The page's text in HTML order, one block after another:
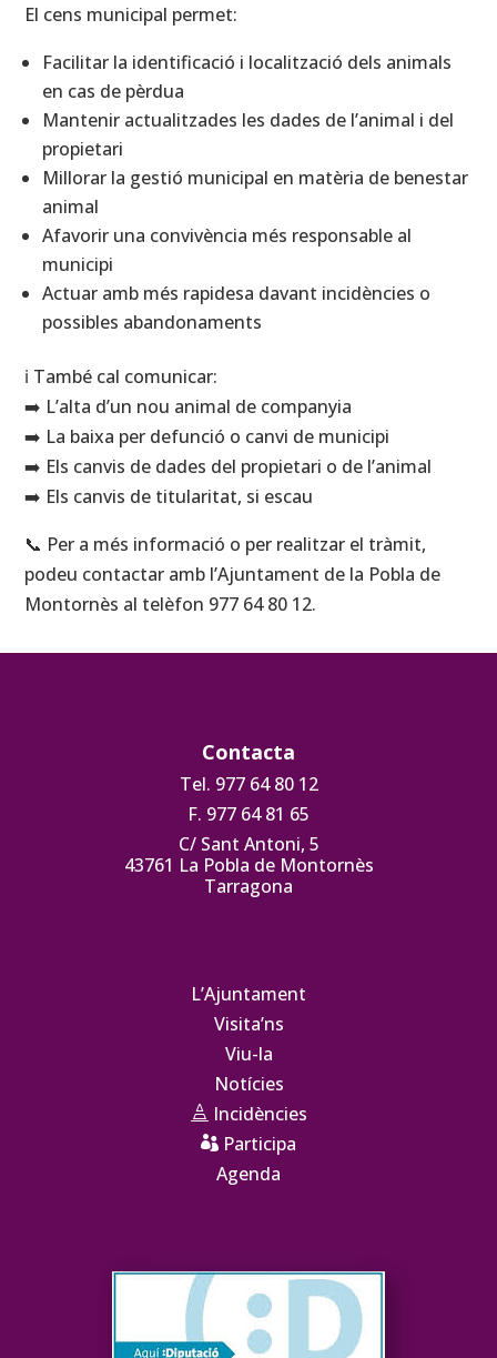
El cens municipal permet:
Facilitar la identificació i localització dels animals
en cas de pèrdua
Mantenir actualitzades les dades de l’animal i del
propietari
Millorar la gestió municipal en matèria de benestar
animal
Afavorir una convivència més responsable al
municipi
Actuar amb més rapidesa davant incidències o
possibles abandonaments
ℹ️ També cal comunicar:
➡️ L’alta d’un nou animal de companyia
➡️ La baixa per defunció o canvi de municipi
➡️ Els canvis de dades del propietari o de l’animal
➡️ Els canvis de titularitat, si escau
📞 Per a més informació o per realitzar el tràmit,
podeu contactar amb l’Ajuntament de la Pobla de
Montornès al telèfon 977 64 80 12.
Contacta
Tel. 977 64 80 12
F. 977 64 81 65
C/ Sant Antoni, 5
43761 La Pobla de Montornès
Tarragona
L’Ajuntament
Visita’ns
Viu-la
Notícies
 Incidències
 Participa
Agenda